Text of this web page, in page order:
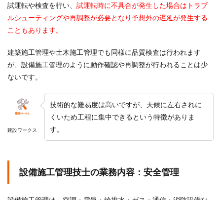
試運転や検査を行い、 試運転時に不具合が発生した場合はトラブ
ルシューティングや再調整が必要となり予想外の遅延が発生する
こともあります。
建築施工管理や土木施工管理でも同様に品質検査は行われます
が、設備施工管理のように動作確認や再調整が行われることは少
ないです。
建設ワークス
技術的な難易度は高いですが、天候に左右されに
くいため工程に集中できるという特徴がありま
す。
設備施工管理技士の業務内容：安全管理